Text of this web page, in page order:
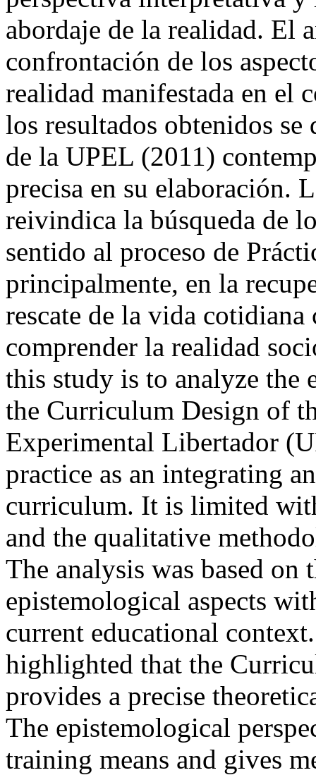
abordaje de la realidad. El
confrontación de los
realidad manifestada en el
los resultados obtenidos
de la UPEL (2011)
precisa en su elaboración.
reivindica la búsqueda de
sentido al proceso de
principalmente, en la
rescate de la vida cotidiana
comprender la realidad
this study is to analyze the
the Curriculum Design of
Experimental Libertador
practice as an integrating
curriculum. It is limited
and the qualitative
The analysis was based
epistemological aspects
current educational
highlighted that the
provides a precise
The epistemological
training means and gives